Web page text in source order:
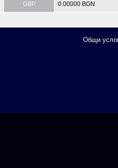
GBP 0.00000 BGN
Общи